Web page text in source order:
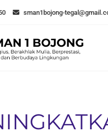
sman1bojong-